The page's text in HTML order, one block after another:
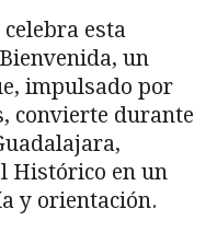
esta
un
impulsado por
convierte durante
Histórico en un
y orientación.